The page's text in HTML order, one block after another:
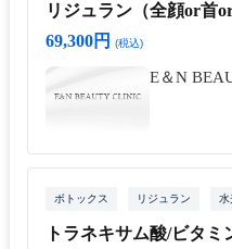
リジュラン（全顔or首
69,300円
(税込)
E＆N
ボトックス リジュラン 水
トラネキサム酸/ビタ